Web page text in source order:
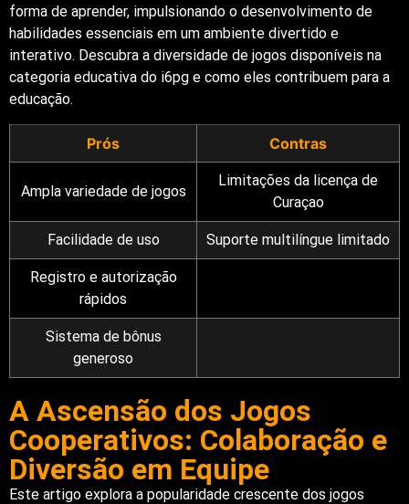
forma de aprender, impulsionando o desenvolvimento de
habilidades essenciais em um ambiente divertido e
interativo. Descubra a diversidade de jogos disponíveis na
categoria educativa do i6pg e como eles contribuem para a
educação.
Prós Contras
Ampla variedade de jogos
Limitações da licença de
Curaçao
Facilidade de uso Suporte multilíngue limitado
Registro e autorização
rápidos
Sistema de bônus
generoso
A Ascensão dos Jogos
Cooperativos: Colaboração e
Diversão em Equipe
Este artigo explora a popularidade crescente dos jogos